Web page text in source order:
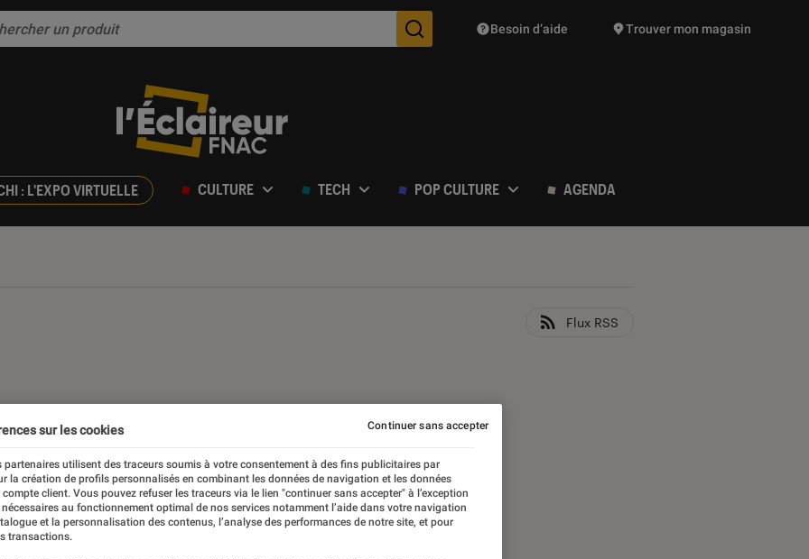
Des suggestions de produits vont vous être proposées
Besoin d’aide Trouver mon magasin
: L'EXPO VIRTUELLE CULTURE TECH POP CULTURE AGENDA
Flux RSS
Fnac. Découvrez des portraits
des critiques de films, mais
et des enquêtes.
sur les cookies
partenaires utilisent des traceurs soumis à votre consentement à des fins publicitaires par
la création de profils personnalisés en combinant les données de navigation et les données
compte client. Vous pouvez refuser les traceurs via le lien "continuer sans accepter" à l’exception
au fonctionnement optimal de nos services notamment l’aide dans votre navigation
et la personnalisation des contenus, l’analyse des performances de notre site, et pour
transactions.
Continuer sans accepter